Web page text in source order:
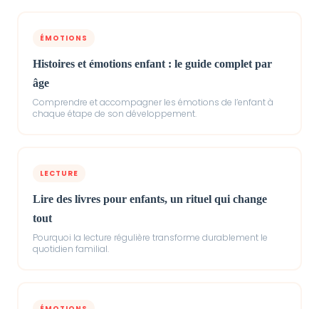
ÉMOTIONS
Histoires et émotions enfant : le guide complet par
âge
Comprendre et accompagner les émotions de l’enfant à
chaque étape de son développement.
LECTURE
Lire des livres pour enfants, un rituel qui change
tout
Pourquoi la lecture régulière transforme durablement le
quotidien familial.